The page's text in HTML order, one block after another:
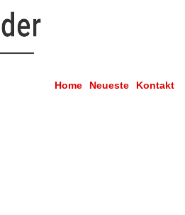
Home Neueste Kontakt